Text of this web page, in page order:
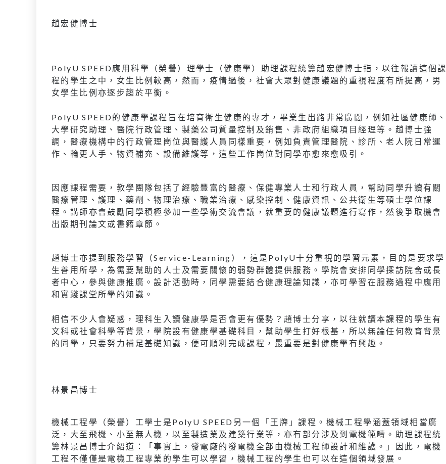
趙宏健博士
PolyU SPEED應用科學（榮譽）理學士（健康學）助理課程統籌趙宏健博士指，以往報讀這個課
程的學生之中，女生比例較高，然而，疫情過後，社會大眾對健康議題的重視程度有所提高，男
女學生比例亦逐步趨於平衡。
PolyU SPEED的健康學課程旨在培育衛生健康的專才，畢業生出路非常廣闊，例如社區健康師、
大學研究助理、醫院行政管理、製藥公司質量控制及銷售、非政府組織項目經理等。趙博士強
調，醫療機構中的行政管理崗位與醫護人員同樣重要，例如負責管理醫院、診所、老人院日常運
作、輪更人手、物資補充、設備維護等，這些工作崗位對同學亦愈來愈吸引。
因應課程需要，教學團隊包括了經驗豐富的醫療、保健專業人士和行政人員，幫助同學升讀有關
醫療管理、護理、藥劑、物理治療、職業治療、感染控制、健康資訊、公共衛生等碩士學位課
程。講師亦會鼓勵同學積極參加一些學術交流會議，就重要的健康議題進行寫作，然後爭取機會
出版期刊論文或書籍章節。
趙博士亦提到服務學習（Service-Learning），這是PolyU十分重視的學習元素，目的是要求學
生善用所學，為需要幫助的人士及需要關懷的弱勢群體提供服務。學院會安排同學探訪院舍或長
者中心，參與健康推廣。設計活動時，同學需要結合健康理論知識，亦可學習在服務過程中應用
和實踐課堂所學的知識。
相信不少人會疑惑，理科生入讀健康學是否會更有優勢？趙博士分享，以往就讀本課程的學生有
文科或社會科學等背景，學院設有健康學基礎科目，幫助學生打好根基，所以無論任何教育背景
的同學，只要努力補足基礎知識，便可順利完成課程，最重要是對健康學有興趣。
林景昌博士
機械工程學（榮譽）工學士是PolyU SPEED另一個「王牌」課程。機械工程學涵蓋領域相當廣
泛，大至飛機、小至無人機，以至製造業及建築行業等，亦有部分涉及到電機範疇。助理課程統
籌林景昌博士介紹道：「事實上，發電廠的發電機全部由機械工程師設計和維護。」因此，電機
工程不僅僅是電機工程專業的學生可以學習，機械工程的學生也可以在這個領域發展。